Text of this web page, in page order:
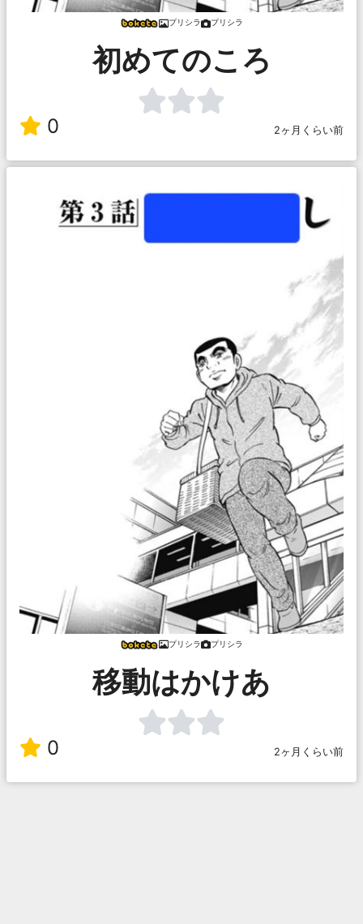
プリシラ プリシラ
初めてのころ
0 2ヶ月くらい前
プリシラ プリシラ
移動はかけあ
0 2ヶ月くらい前